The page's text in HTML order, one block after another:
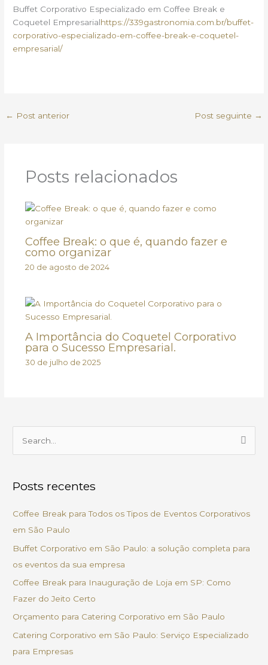
Buffet Corporativo Especializado em Coffee Break e
Coquetel Empresarialhttps://339gastronomia.com.br/buffet-
corporativo-especializado-em-coffee-break-e-coquetel-
empresarial/
← Post anterior Post seguinte →
Posts relacionados
Coffee Break: o que é, quando fazer e
como organizar
20 de agosto de 2024
A Importância do Coquetel Corporativo
para o Sucesso Empresarial.
30 de julho de 2025
q
p
o
r
:
Posts recentes
Coffee Break para Todos os Tipos de Eventos Corporativos
em São Paulo
Buffet Corporativo em São Paulo: a solução completa para
os eventos da sua empresa
Coffee Break para Inauguração de Loja em SP: Como
Fazer do Jeito Certo
Orçamento para Catering Corporativo em São Paulo
Catering Corporativo em São Paulo: Serviço Especializado
para Empresas